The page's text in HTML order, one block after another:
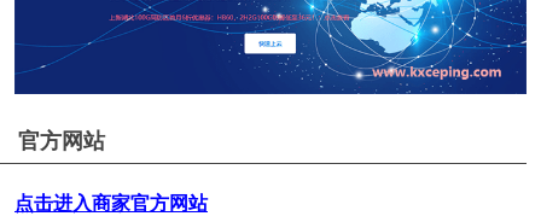
官方网站
点击进入商家官方网站